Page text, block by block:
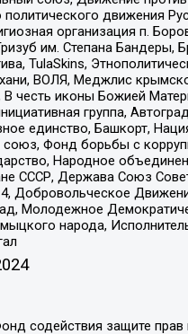
движения
организация п.
им. Степана Бандеры,
TulaSkins,
ВОЛЯ, Меджлис
честь иконы Божией
группа,
единство, Башкорт,
Фонд борьбы с
Народное
СССР, Держава Союз
Добровольческое
Молодежное
народа,
АГЕНТ", Арапова Галина Юрьевна, Вольтская Татьяна Анатольевна, Американская компания "Mason G.E.S. Anonymous Foundation" (США), являющаяся владельцем интернет-издания https://mnews.world/, Компания "Stichting Bellingcat", зарегистрированная в Нидерландах (дата регистрации 11.07.2018), Захаров Андрей Вячеславович, Клепиковская Екатерина Дмитриевна, Общество с ограниченной ответственностью "МЕМО", Перл Роман Александрович, Симонов Евгений Алексеевич, Соловьева Елена Анатольевна, Сотников Даниил Владимирович, Сурначева Елизавета Дмитриевна, Автономная некоммерческая организация по защите прав человека и информированию населения "Якутия – Наше Мнение", Общество с ограниченной ответственностью "Москоу диджитал медиа", с 26.01.2023 Общество с ограниченной ответственностью "Чайка Белые сады", Ветошкина Валерия Валерьевна, Заговора Максим Александрович, Межрегиональное общественное движение "Российская ЛГБТ - сеть", Оленичев Максим Владимирович, Павлов Иван Юрьевич, Скворцова Елена Сергеевна, Общество с ограниченной ответственностью "Как бы инагент", Кочетков Игорь Викторович, Общество с ограниченной ответственностью "Честные выборы", Еланчик Олег Александрович, Общество с ограниченной ответственностью "Нобелевский призыв", Гималова Регина Эмилевна, Григорьев Андрей Валерьевич, Григорьева Алина Александровна, Ассоциация по содействию защите прав призывников, альтернативнослужащих и военнослужащих "Правозащитная группа "Гражданин.Армия.Право", Хисамова Регина Фаритовна, Автономная некоммерческая организация по реализации социально-правовых